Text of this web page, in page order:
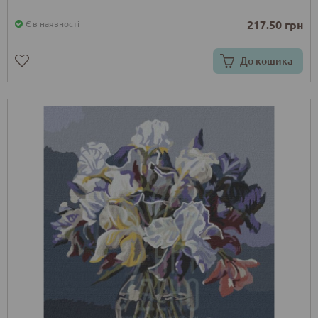
Є в наявності 217.50 грн
До кошика